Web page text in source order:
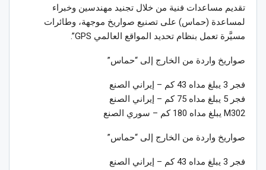
تقديم مساعدات فنية من خلال تجنيد مهندسين وخبراء
لمساعدة (حماس) على تصنيع صواريخ موجهة، وطائرات
مسيَّرة تعمل بنظام تحديد المواقع العالمي GPS”.
صواريخ واردة من الخارج إلى “حماس”
فجر 3 يبلغ مداه 43 كم – إيراني الصنع
فجر 5 يبلغ مداه 75 كم – إيراني الصنع
M302 يبلغ مداه 180 كم – سوري الصنع
صواريخ واردة من الخارج إلى “حماس”
فجر 3 يبلغ مداه 43 كم – إيراني الصنع